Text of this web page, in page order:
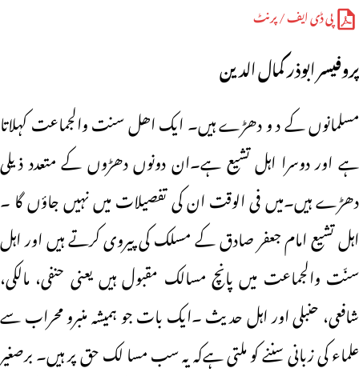
پی ڈی ایف / پرنٹ
پروفیسر ابوذر کمال الدین
مسلمانوں کے د و دھڑے ہیں۔ ایک اھل سنت والجماعت کہلاتا
ہے اور دوسرا اہل تشیع ہے۔ان دونوں دھڑوں کے متعدد ذیلی
دھڑے ہیں۔میں فی الوقت ان کی تفصیلات میں نہیں جاؤں گا ۔
اہل تشیع امام جعفر صادق کے مسلک کی پیروی کرتے ہیں اور اہل
سنّت والجماعت میں پانچ مسالک مقبول ہیں یعنی حنفی، مالکی،
شافعی، حنبلی اور اہل حدیث ۔ایک بات جو ہمیشہ منبرو محراب سے
علماء کی زبانی سننے کو ملتی ہےکہ یہ سب مسا لک حق پر ہیں۔ برصغیر